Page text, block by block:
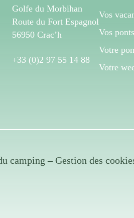
Golfe du Morbihan
Route du Fort Espagnol
56950 Crac’h
+33 (0)2 97 55 14 88
Vos
Vos
Votre
Votre
camping – Gestion des